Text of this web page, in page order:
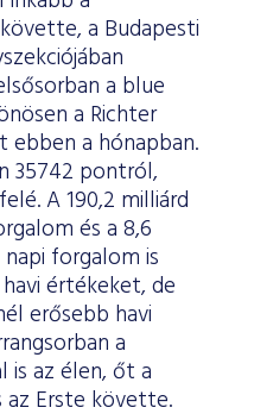
a Budapesti
a blue
a Richter
a hónapban.
35742 pontról,
A 190,2 milliárd
és a 8,6
forgalom is
értékeket, de
erősebb havi
a
is az élen, őt a
Erste követte.